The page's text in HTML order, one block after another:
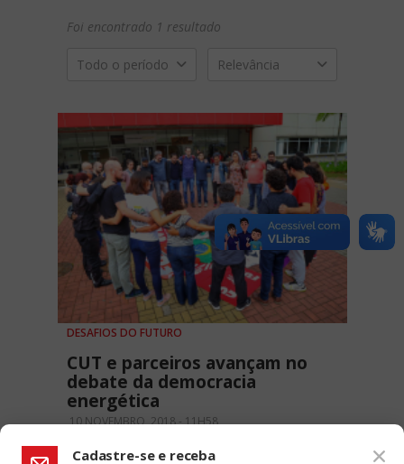
Foi encontrado 1 resultado
Todo o período Relevância
DESAFIOS DO FUTURO
CUT e parceiros avançam no
debate da democracia
energética
10 NOVEMBRO, 2018 - 11H58
Cadastre-se e receba